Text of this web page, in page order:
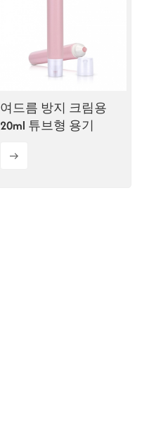
여드름 방지 크림용
20ml 튜브형 용기